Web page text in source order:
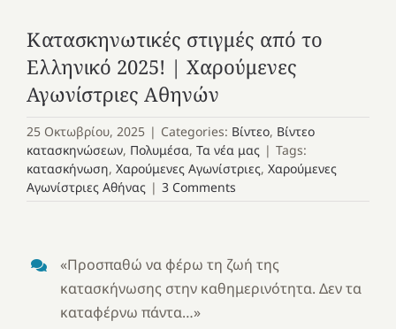
Κατασκηνωτικές στιγμές από το
Ελληνικό 2025! | Χαρούμενες
Αγωνίστριες Αθηνών
25 Οκτωβρίου, 2025 | Categories: Βίντεο, Βίντεο
κατασκηνώσεων, Πολυμέσα, Τα νέα μας | Tags:
κατασκήνωση, Χαρούμενες Αγωνίστριες, Χαρούμενες
Αγωνίστριες Αθήνας | 3 Comments
«Προσπαθώ να φέρω τη ζωή της
κατασκήνωσης στην καθημερινότητα. Δεν τα
καταφέρνω πάντα…»